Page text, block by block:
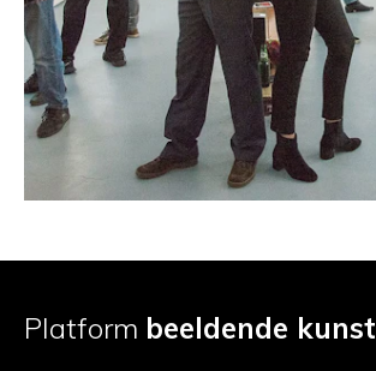
Platform beeldende kunst